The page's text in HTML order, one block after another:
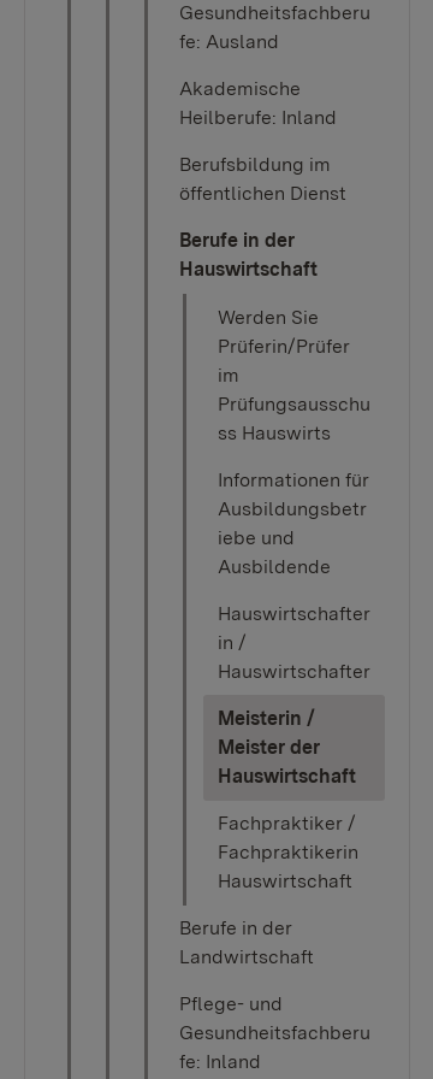
Gesundheitsfachberu
fe: Ausland
Akademische
Heilberufe: Inland
Berufsbildung im
öffentlichen Dienst
Berufe in der
Hauswirtschaft
Werden Sie
Prüferin/Prüfer
im
Prüfungsausschu
ss Hauswirts
Informationen für
Ausbildungsbetr
iebe und
Ausbildende
Hauswirtschafter
in /
Hauswirtschafter
Meisterin /
Meister der
Hauswirtschaft(current)
Fachpraktiker /
Fachpraktikerin
Hauswirtschaft
Berufe in der
Landwirtschaft
Pflege- und
Gesundheitsfachberu
fe: Inland